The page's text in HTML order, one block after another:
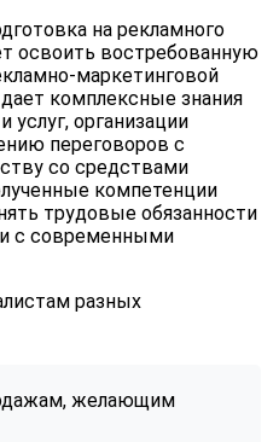
на рекламного
освоить востребованную
маркетинговой
комплексные знания
организации
переговоров с
со средствами
компетенции
трудовые обязанности
с современными
разных
желающим